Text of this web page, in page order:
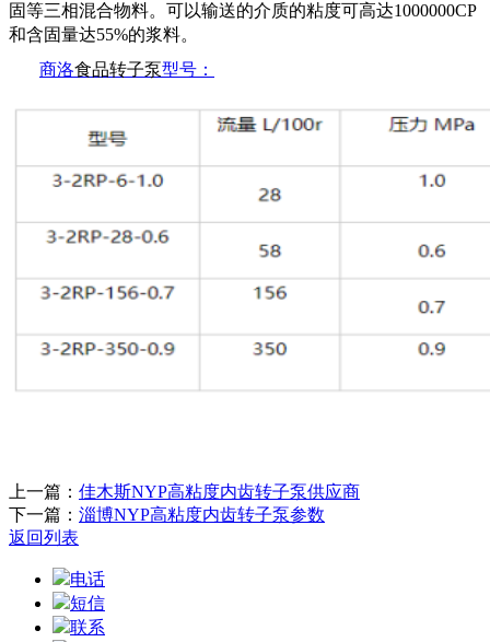
固等三相混合物料。可以输送的介质的粘度可高达1000000CP
和含固量达55%的浆料。
商洛食品转子泵型号：
上一篇： 佳木斯NYP高粘度内齿转子泵供应商
下一篇： 淄博NYP高粘度内齿转子泵参数
返回列表
电话
短信
联系